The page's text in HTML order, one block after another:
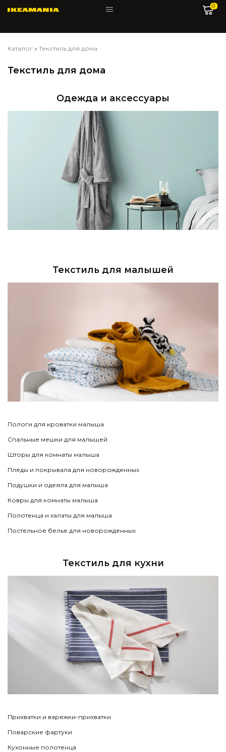
0
Каталог Текстиль для дома
Текстиль для дома
Одежда и аксессуары
Текстиль для малышей
Пологи для кроватки малыша
Спальные мешки для малышей
Шторы для комнаты малыша
Пледы и покрывала для новорожденных
Подушки и одеяла для малыша
Ковры для комнаты малыша
Полотенца и халаты для малыша
Постельное белье для новорожденных
Текстиль для кухни
Прихватки и варежки-прихватки
Поварские фартуки
Кухонные полотенца